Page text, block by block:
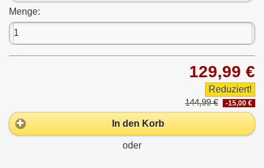
Menge:
129,99 €
Reduziert!
144,99 € -15,00 €
In den Korb
oder